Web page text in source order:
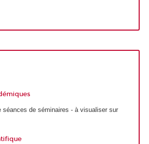
séances de séminaires - à visualiser sur